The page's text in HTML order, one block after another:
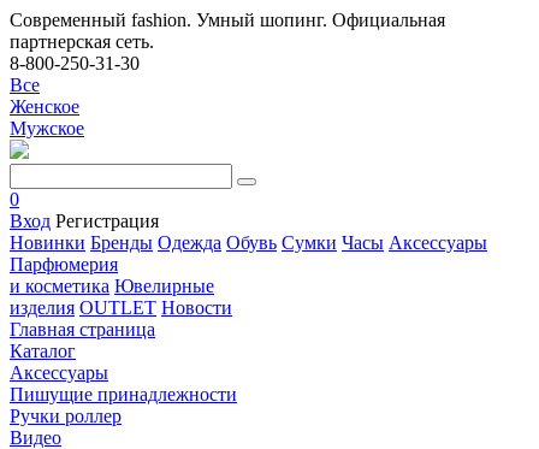
Современный fashion. Умный шопинг. Официальная
партнерская сеть.
8-800-250-31-30
Все
Женское
Мужское
0
Вход Регистрация
Новинки Бренды Одежда Обувь Сумки Часы Аксессуары
Парфюмерия
и косметика Ювелирные
изделия OUTLET Новости
Главная страница
Каталог
Аксессуары
Пишущие принадлежности
Ручки роллер
Видео